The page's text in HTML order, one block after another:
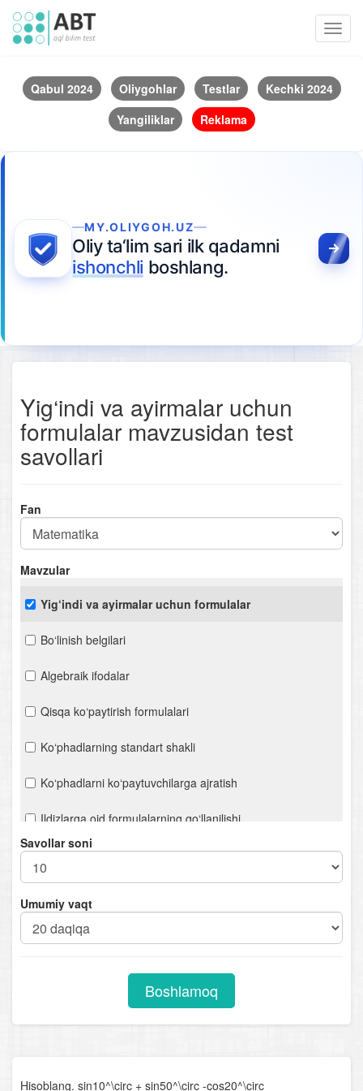
Qabul 2024 Oliygohlar Testlar
Kechki 2024
Yangiliklar
Reklama
MY.OLIYGOH.UZ
Oliy ta‘lim sari ilk qadamni
ishonchli boshlang.
Yig‘indi va ayirmalar uchun
formulalar mavzusidan test
savollari
Fan
Mavzular
Yig‘indi va ayirmalar uchun formulalar
Bo‘linish belgilari
Algebraik ifodalar
Qisqa ko‘paytirish formulalari
Ko‘phadlarning standart shakli
Ko‘phadlarni ko‘paytuvchilarga ajratish
Ildizlarga oid formulalarning qo‘llanilishi
Hisoblashga oid misollar
n- darajali ildiz. Ratsional ko‘rsatkichli daraja
Savollar soni
Umumiy vaqt
Boshlamoq
Hisoblang. sin10^\circ + sin50^\circ -cos20^\circ